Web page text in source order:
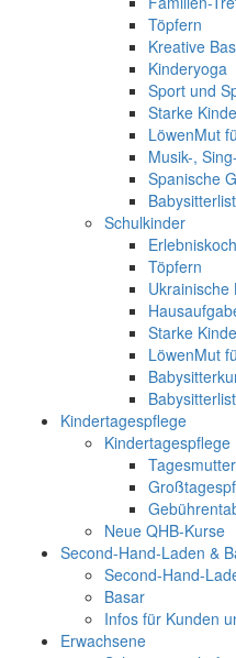
Töpfern
Kreative
Kinderyoga
Sport und
Starke
LöwenMut
Musik-,
Spanische
Schulkinder
Töpfern
Ukrainische
Starke
LöwenMut
Kindertagespflege
Kindertagespflege
Tagesmutter
Neue QHB-Kurse
Second-Hand-Laden &
Second-Hand-
Basar
Infos für Kunden
Erwachsene